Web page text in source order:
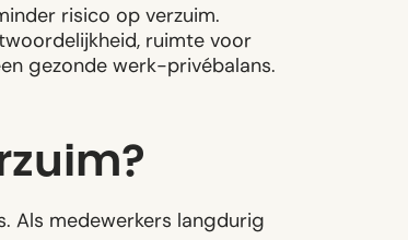
risico op verzuim.
ruimte voor
gezonde werk-privébalans.
Als medewerkers langdurig